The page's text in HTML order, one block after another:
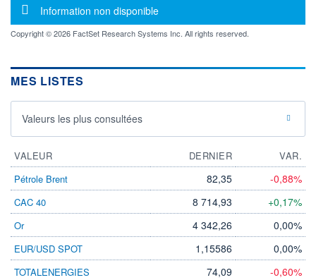
RENDEMENT
- -
0,00 EUR DIVIDENDE
-
Non éligible
Boursobank
+ PORTEFEUILLE + LISTE
Message d'information
Information non disponible
Copyright © 2026 FactSet Research Systems Inc. All rights reserved.
MES LISTES
Valeurs les plus consultées
VALEUR DERNIER
VAR.
Pétrole Brent
82,35 -0,88%
CAC 40 8 714,93 +0,17%
Or 4 342,26 0,00%
EUR/USD SPOT 1,15586 0,00%
TOTALENERGIES 74,09 -0,60%